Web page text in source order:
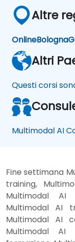
Altre
OnlineBologna
Altri
Questi corsi
Multimodal AI
Fine settimana
training,
Multimodal
Multimodal AI
Multimodal AI
Multimodal